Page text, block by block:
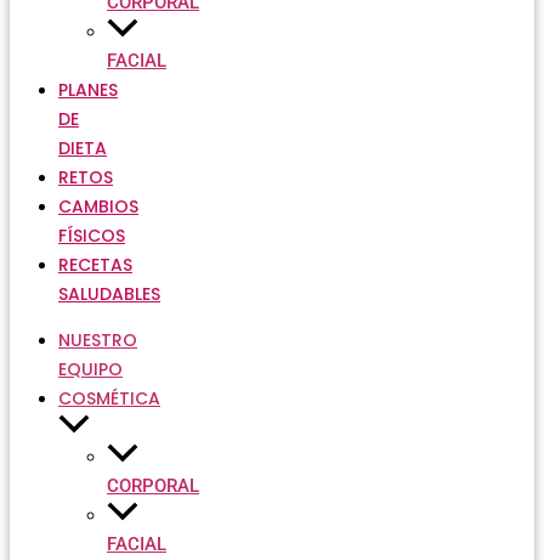
FACIAL
PLANES
DE
DIETA
RETOS
CAMBIOS
FÍSICOS
RECETAS
SALUDABLES
NUESTRO
EQUIPO
COSMÉTICA
CORPORAL
FACIAL